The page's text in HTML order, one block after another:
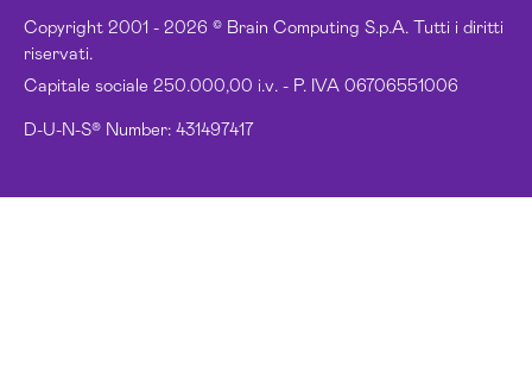
Copyright 2001 - 2026 © Brain Computing S.p.A. Tutti i diritti
riservati.
Capitale sociale 250.000,00 i.v. - P. IVA 06706551006
D-U-N-S® Number: 431497417